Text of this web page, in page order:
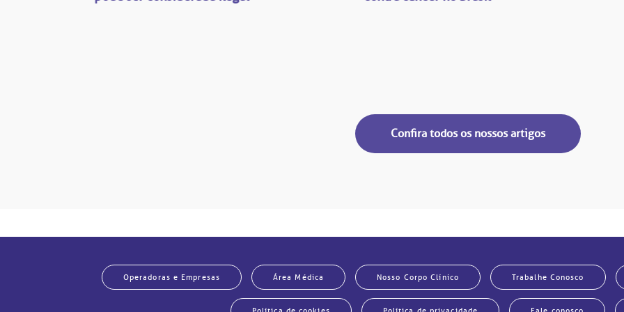
Confira todos os nossos artigos
Operadoras e Empresas Área Médica Nosso Corpo Clínico Trabalhe Conosco